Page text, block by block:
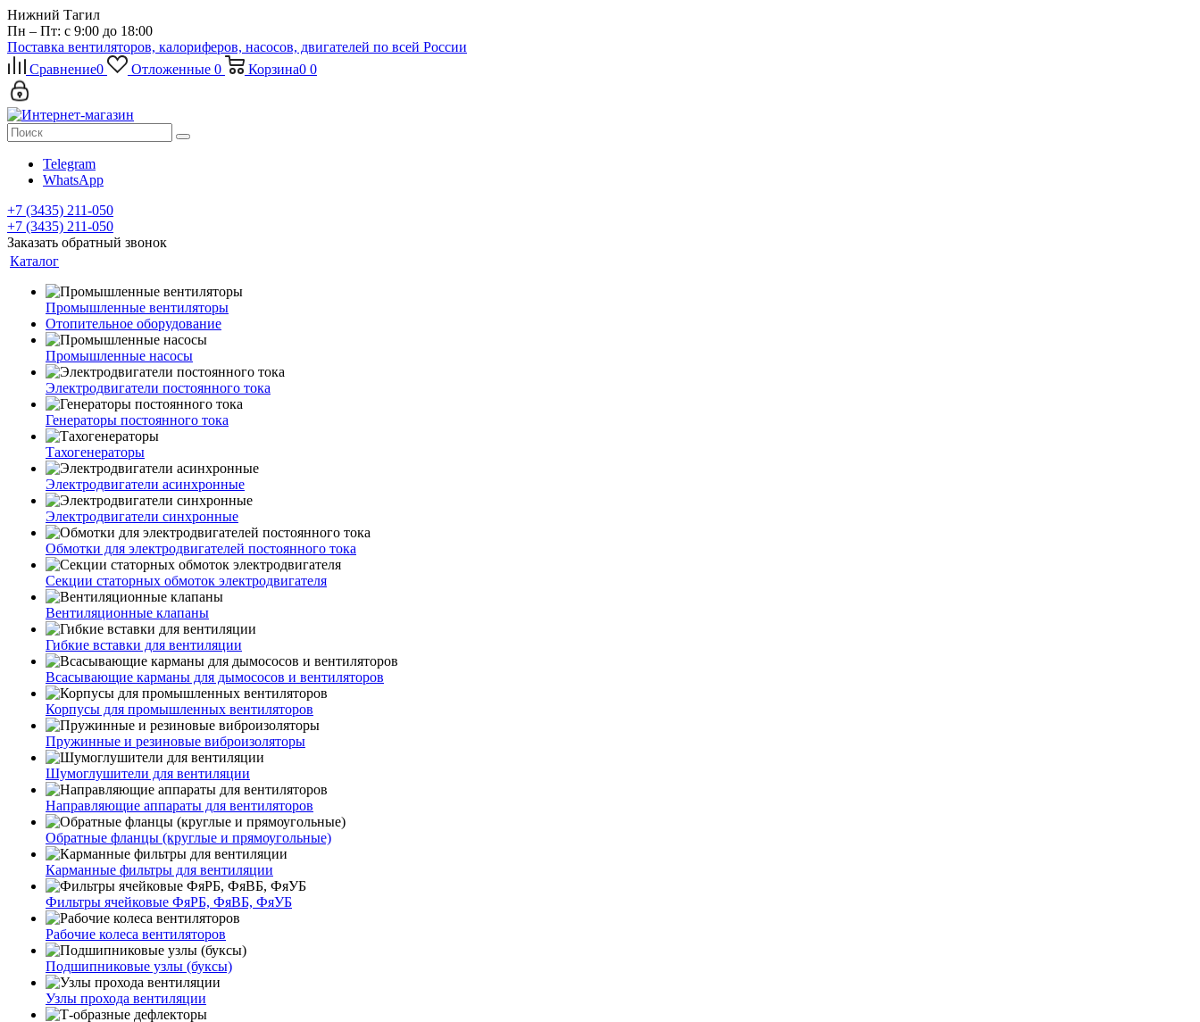
Нижний Тагил
Пн – Пт: с 9:00 до 18:00
Поставка вентиляторов, калориферов, насосов, двигателей по всей России
Сравнение0 Отложенные 0 Корзина0 0
Telegram
WhatsApp
+7 (3435) 211-050
+7 (3435) 211-050
Заказать обратный звонок
Каталог
Промышленные вентиляторы
Отопительное оборудование
Промышленные насосы
Электродвигатели постоянного тока
Генераторы постоянного тока
Тахогенераторы
Электродвигатели асинхронные
Электродвигатели синхронные
Обмотки для электродвигателей постоянного тока
Секции статорных обмоток электродвигателя
Вентиляционные клапаны
Гибкие вставки для вентиляции
Всасывающие карманы для дымососов и вентиляторов
Корпусы для промышленных вентиляторов
Пружинные и резиновые виброизоляторы
Шумоглушители для вентиляции
Направляющие аппараты для вентиляторов
Обратные фланцы (круглые и прямоугольные)
Карманные фильтры для вентиляции
Фильтры ячейковые ФяРБ, ФяВБ, ФяУБ
Рабочие колеса вентиляторов
Подшипниковые узлы (буксы)
Узлы прохода вентиляции